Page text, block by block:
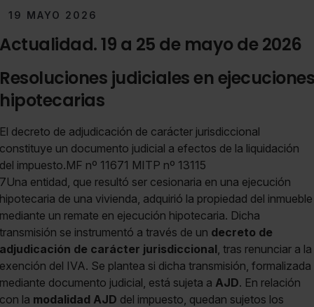
19 MAYO 2026
Actualidad. 19 a 25 de mayo de 2026
Resoluciones judiciales en ejecuciones
hipotecarias
El decreto de adjudicación de carácter jurisdiccional
constituye un documento judicial a efectos de la liquidación
del impuesto.MF nº 11671 MITP nº 13115
7Una entidad, que resultó ser cesionaria en una ejecución
hipotecaria de una vivienda, adquirió la propiedad del inmueble
mediante un remate en ejecución hipotecaria. Dicha
transmisión se instrumentó a través de un decreto de
adjudicación de carácter jurisdiccional, tras renunciar a la
exención del IVA. Se plantea si dicha transmisión, formalizada
mediante documento judicial, está sujeta a AJD. En relación
con la modalidad AJD del impuesto, quedan sujetos los